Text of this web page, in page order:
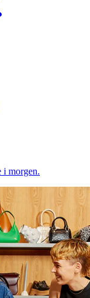
i morgen.